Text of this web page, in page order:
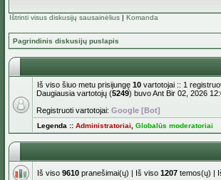
Ištrinti visus diskusijų sausainėlius | Komanda
Pagrindinis diskusijų puslapis
Iš viso šiuo metu prisijungę 10 vartotojai :: 1
Daugiausia vartotojų (5249) buvo Ant Bir 02, 2026
Registruoti vartotojai: Google [Bot]
Legenda :: Administratoriai Globalūs moderatoriai
Iš viso 9610 pranešimai(ų) | Iš viso 1207 temos(ų) |